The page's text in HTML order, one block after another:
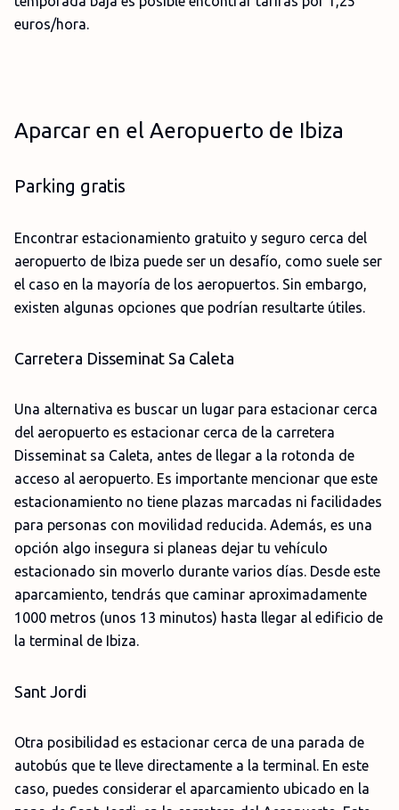
euros/hora.
Aparcar en el Aeropuerto de Ibiza
Parking gratis
Encontrar estacionamiento gratuito y seguro cerca del
aeropuerto de Ibiza puede ser un desafío, como suele ser
el caso en la mayoría de los aeropuertos. Sin embargo,
existen algunas opciones que podrían resultarte útiles.
Carretera Disseminat Sa Caleta
Una alternativa es buscar un lugar para estacionar cerca
del aeropuerto es estacionar cerca de la carretera
Disseminat sa Caleta, antes de llegar a la rotonda de
acceso al aeropuerto. Es importante mencionar que este
estacionamiento no tiene plazas marcadas ni facilidades
para personas con movilidad reducida. Además, es una
opción algo insegura si planeas dejar tu vehículo
estacionado sin moverlo durante varios días. Desde este
aparcamiento, tendrás que caminar aproximadamente
1000 metros (unos 13 minutos) hasta llegar al edificio de
la terminal de Ibiza.
Sant Jordi
Otra posibilidad es estacionar cerca de una parada de
autobús que te lleve directamente a la terminal. En este
caso, puedes considerar el aparcamiento ubicado en la